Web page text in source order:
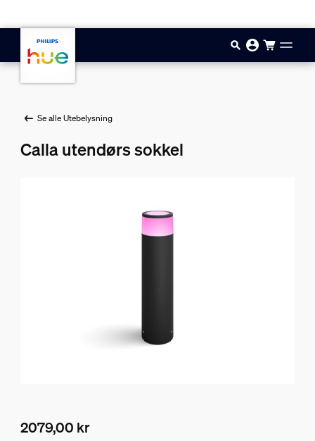
Se alle Utebelysning
Calla utendørs sokkel
2079,00 kr